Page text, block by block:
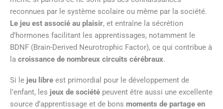
reconnues par le système scolaire ou même par la société.
Le jeu est associé au plaisir, et entraîne la sécrétion
d’hormones facilitant les apprentissages, notamment le
BDNF (Brain-Derived Neurotrophic Factor), ce qui contribue à
la croissance de nombreux circuits cérébraux.
Si le jeu libre est primordial pour le développement de
l’enfant, les jeux de société peuvent être aussi une excellente
source d’apprentissage et de bons moments de partage en